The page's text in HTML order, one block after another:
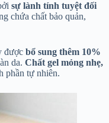
sự lành tính tuyệt đối
chứa chất bảo quản,
được bổ sung thêm 10%
da. Chất gel mỏng nhẹ,
phần tự nhiên.